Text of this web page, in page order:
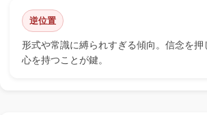
逆位置
形式や常識に縛られすぎる傾向。信念を押
心を持つことが鍵。